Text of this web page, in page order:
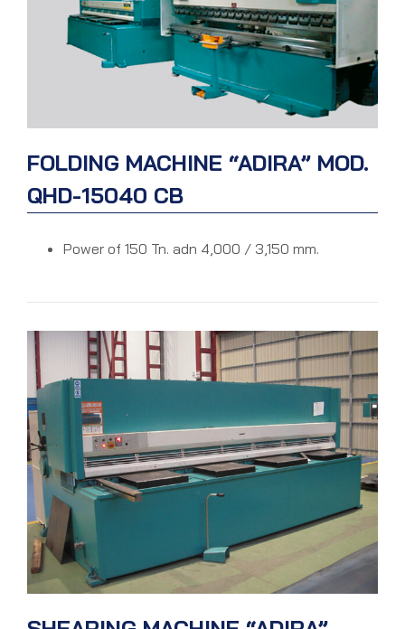
FOLDING MACHINE “ADIRA” MOD.
QHD-15040 CB
Power of 150 Tn. adn 4,000 / 3,150 mm.